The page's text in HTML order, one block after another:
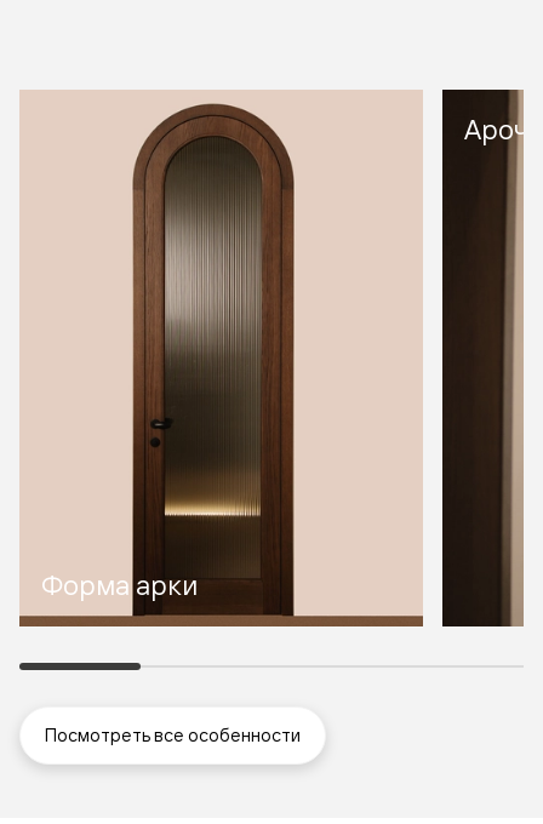
Форма арки
Посмотреть все особенности